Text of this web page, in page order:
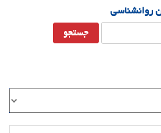
روانشناسی